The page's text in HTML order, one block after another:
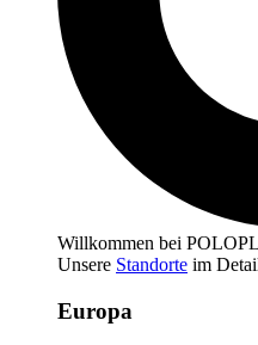
Willkommen bei
Unsere Standorte im
Europa